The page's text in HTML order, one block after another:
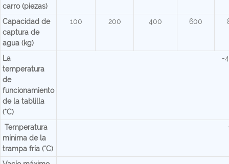
carro (piezas)
Capacidad de
captura de
agua (kg)
100 200 400 600
La
temperatura
de
funcionamiento
de la tablilla
(°C)
-
Temperatura
mínima de la
trampa fría (°C)